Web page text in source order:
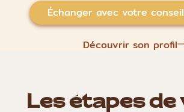
Échanger avec votre
Découvrir son profil
Les étapes